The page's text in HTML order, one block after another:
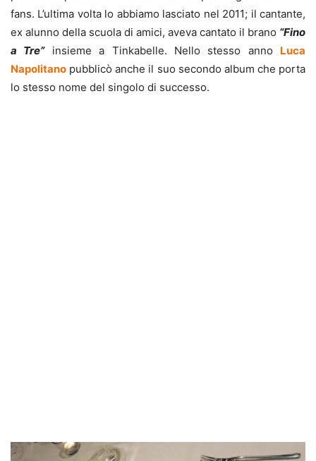
fans. L’ultima volta lo abbiamo lasciato nel 2011; il cantante,
ex alunno della scuola di amici, aveva cantato il brano “Fino
a Tre”insieme a Tinkabelle. Nello stesso anno
Luca
Napolitano pubblicò anche il suo secondo album che porta
lo stesso nome del singolo di successo.